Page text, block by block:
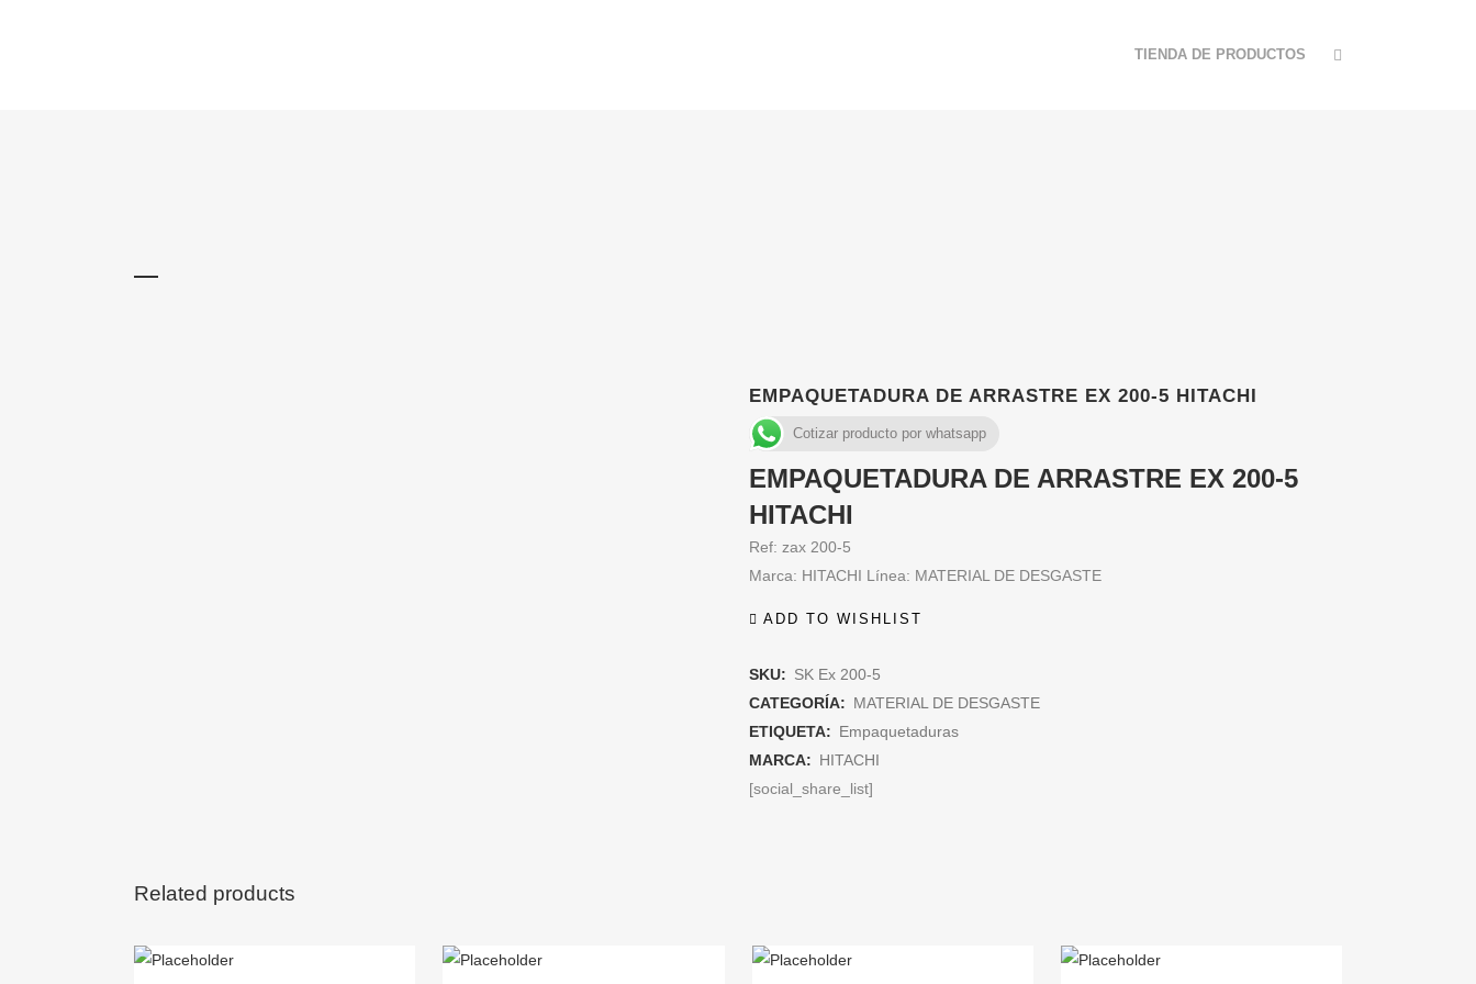
TIENDA DE PRODUCTOS
EMPAQUETADURA DE ARRASTRE EX 200-5 HITACHI
Cotizar producto por whatsapp
EMPAQUETADURA DE ARRASTRE EX 200-5
HITACHI
Ref: zax 200-5
Marca: HITACHI Línea: MATERIAL DE DESGASTE
ADD TO WISHLIST
SKU: SK Ex 200-5
CATEGORÍA: MATERIAL DE DESGASTE
ETIQUETA: Empaquetaduras
MARCA: HITACHI
[social_share_list]
Related products